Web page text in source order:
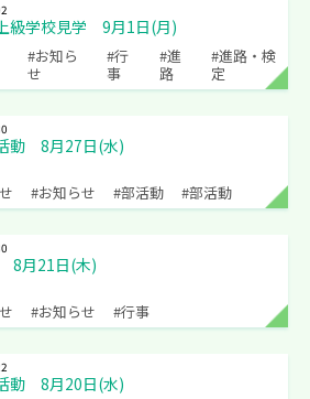
#お知ら
せ
#行
事
#進
路
#進路・検
定
級学校見学 9月1日(月)
#お知らせ #部活動 #部活動
動 8月27日(水)
#お知らせ #行事
月21日(木)
動 8月20日(水)